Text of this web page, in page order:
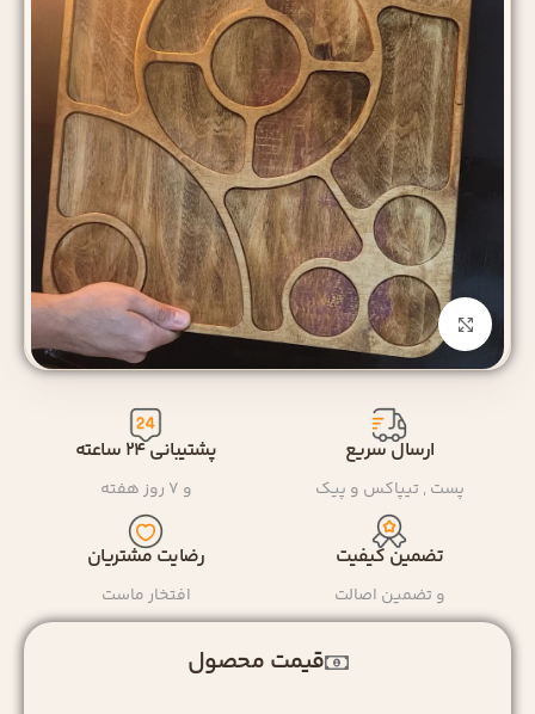
بزرگنمایی تصویر
ارسال سریع
پست , تیپاکس و پیک
پشتیبانی ۲۴ ساعته
و ۷ روز هفته
تضمین کیفیت
و تضمین اصالت
رضایت مشتریان
افتخار ماست
قیمت محصول